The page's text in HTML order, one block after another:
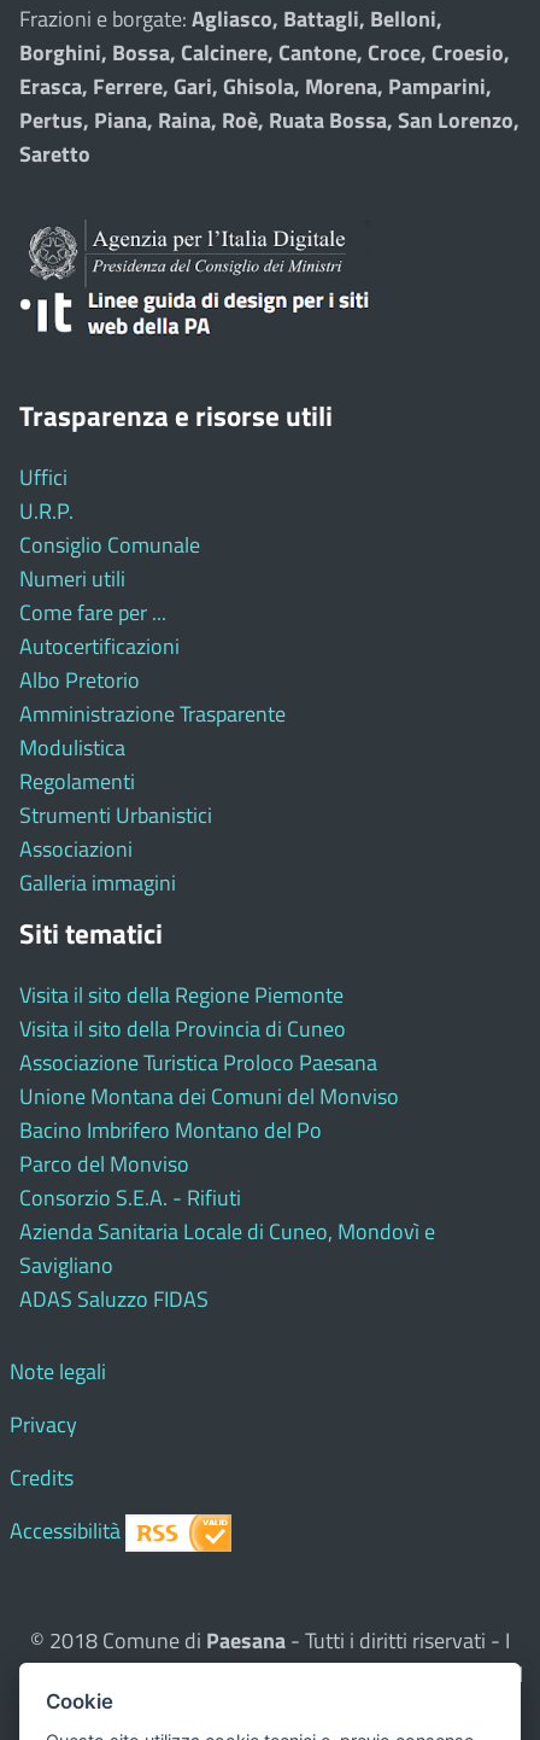
Frazioni e borgate:Agliasco, Battagli, Belloni,
Borghini, Bossa, Calcinere, Cantone, Croce, Croesio,
Erasca, Ferrere, Gari, Ghisola, Morena, Pamparini,
Pertus, Piana, Raina, Roè, Ruata Bossa, San Lorenzo,
Saretto
Trasparenza e risorse utili
Uffici
U.R.P.
Consiglio Comunale
Numeri utili
Come fare per ...
Autocertificazioni
Albo Pretorio
Amministrazione Trasparente
Modulistica
Regolamenti
Strumenti Urbanistici
Associazioni
Galleria immagini
Siti tematici
Visita il sito della Regione Piemonte
Visita il sito della Provincia di Cuneo
Associazione Turistica Proloco Paesana
Unione Montana dei Comuni del Monviso
Bacino Imbrifero Montano del Po
Parco del Monviso
Consorzio S.E.A. - Rifiuti
Azienda Sanitaria Locale di Cuneo, Mondovì e
Savigliano
ADAS Saluzzo FIDAS
Note legali
Privacy
Credits
Accessibilità
© 2018 Comune di Paesana- Tutti i diritti riservati - I
contenuti del sito, testi e immagini sono di proprietà del
Comune - CMS:
Cookie